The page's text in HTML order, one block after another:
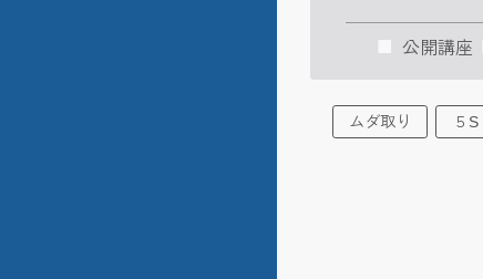
公開講座
ムダ取り ５S